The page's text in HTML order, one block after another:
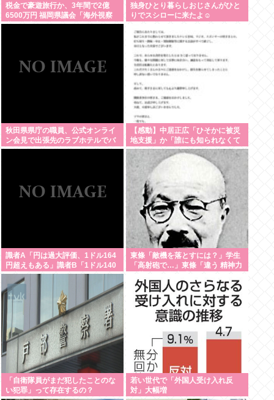
税金で豪遊旅行か、3年間で2億
6500万円 福岡県議会「海外視察
費」公表、ありがとう自民党
独身ひとり暮らしおじさんがひと
りでスシローに来たよ☺
秋田県県庁の職員、公式オンライ
ン会見で出張先のラブホテルでバ
スローブを着て喫煙しながら登場
【感動】中居正広「ひそかに被災
地支援」か「誰にも知られなくて
いい」
識者A「円は過大評価、1ドル164
円超えもある」識者B「1ドル140
円台もある」どっちなの
東條「敵機を落とすには？」学生
「高射砲で…」東條「違う 精神力
「自衛隊員がまだ犯したことのな
い犯罪」って存在するの？
若い世代で「外国人受け入れ反
対」大幅増